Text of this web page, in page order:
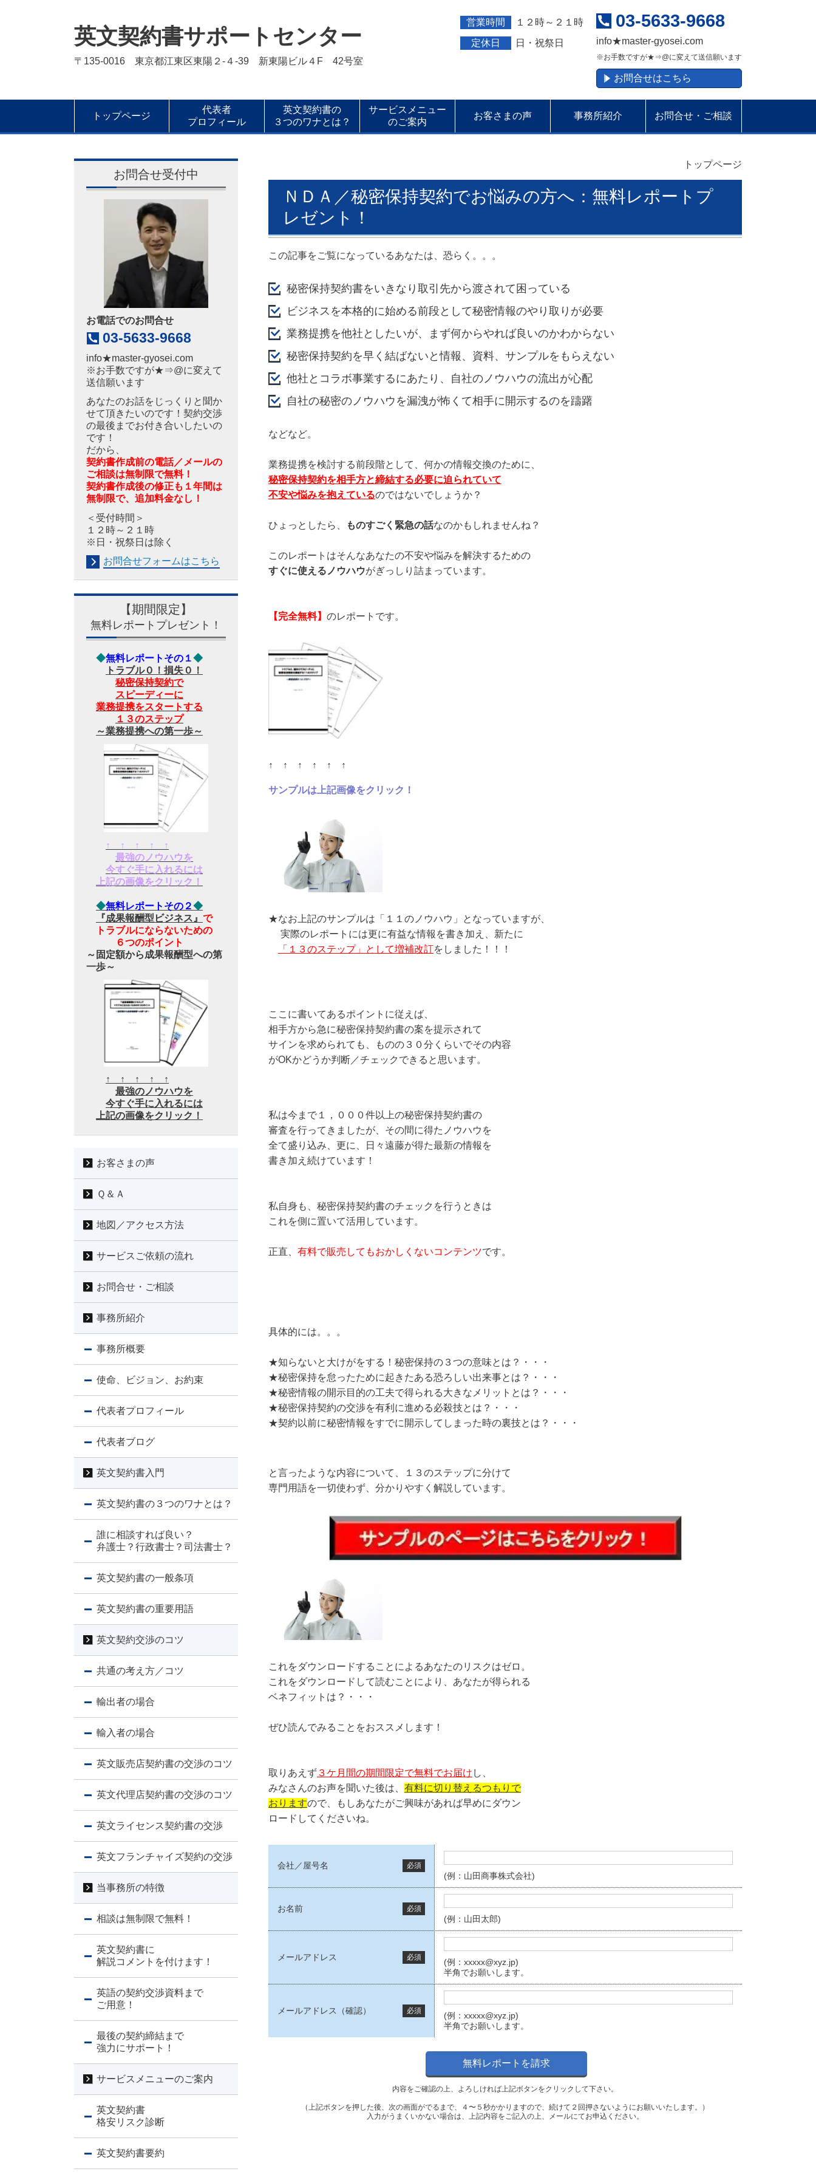
英文契約書サポートセンター
〒135-0016 東京都江東区東陽２-４-39 新東陽ビル４F 42号室
営業時間 １２時～２１時
定休日 日・祝祭日
03-5633-9668
info★master-gyosei.com
※お手数ですが★⇒@に変えて送信願います
お問合せはこちら
トップページ
代表者
プロフィール
英文契約書の
３つのワナとは？
サービスメニュー
のご案内
お客さまの声 事務所紹介 お問合せ・ご相談
トップページ
ＮＤＡ／秘密保持契約でお悩みの方へ：無料レポートプ
レゼント！
この記事をご覧になっているあなたは、恐らく。。。
秘密保持契約書をいきなり取引先から渡されて 困っている
ビジネスを本格的に始める前段として秘密情報のやり取りが必要
業務提携を他社としたいが、
まず何からやれば良いのかわからない
秘密保持契約を早く結ばないと情報、資料、サンプルをもらえない
他社とコラボ事業するにあたり、 自社のノウハウの流出が心配
自社の秘密のノウハウを漏洩が怖くて相手に開示するのを躊躇
などなど。
業務提携を検討する前段階として、何かの情報交換のために、
秘密保持契約を相手方と締結する必要に迫られていて
不安や悩みを抱えているのではないでしょうか？
ひょっとしたら、 ものすごく緊急の話なのかもしれませんね？
このレポートはそんなあなたの不安や悩みを解決するための
すぐに使えるノウハウがぎっしり詰まっています。
【完全無料】 のレポートです。
↑ ↑ ↑ ↑ ↑ ↑
サンプルは上記画像をクリック！
★なお上記のサンプルは「１１のノウハウ」となっていますが、
実際のレポートには更に有益な情報を書き加え、新たに
「１３のステップ」として増補改訂をしました！！！
ここに書いてあるポイントに従えば、
相手方から急に秘密保持契約書の案を提示されて
サインを求められても、
ものの３０分くらいでその内容
がOKかどうか判断／チェックできる と思います。
私は今まで１，０００件以上の秘密保持契約書の
審査を行ってきましたが、その間に得たノウハウを
全て盛り込み、更に、日々遠藤が得た最新の情報を
書き加え続けています！
私自身も、秘密保持契約書のチェックを行うときは
これを側に置いて活用しています。
正直、 有料で販売してもおかしくないコンテンツです。
具体的には。。。
★知らないと大けがをする！秘密保持の３つの意味とは？・・・
★秘密保持を怠ったために起きたある恐ろしい出来事とは？・・・
★秘密情報の開示目的の工夫で得られる大きなメリットとは？・・・
★秘密保持契約の交渉を有利に進める必殺技とは？・・・
★契約以前に秘密情報をすでに開示してしまった時の裏技とは？・・・
と言ったような内容について、１３のステップに分けて
専門用語を一切使わず、分かりやすく解説しています。
これをダウンロードすることによるあなたのリスクはゼロ。
これをダウンロードして読むことにより、あなたが得られる
ベネフィットは？・・・
ぜひ読んでみることをおススメします！
取りあえず ３ケ月間の期間限定で無料でお届け し、
みなさんのお声を聞いた後は、 有料に切り替えるつもりで
おりますので、もしあなたがご興味があれば早めにダウン
ロードしてくださいね。
会社／屋号名 必須
(例：山田商事株式会社)
お名前 必須
(例：山田太郎)
メールアドレス 必須
(例：xxxxx@xyz.jp)
半角でお願いします。
メールアドレス（確認） 必須
(例：xxxxx@xyz.jp)
半角でお願いします。
内容をご確認の上、よろしければ上記ボタンをクリックして下さい。
（上記ボタンを押した後、次の画面がでるまで、４〜５秒かかりますので、続けて２回押さないようにお願いいたします。）
入力がうまくいかない場合は、上記内容をご記入の上、メールにてお申込ください。
お問合せ受付中
お電話でのお問合せ
03-5633-9668
info★master-gyosei.com
※お手数ですが★⇒@に変えて
送信願います
あなたのお話をじっくりと聞か
せて頂きたいのです！契約交渉
の最後までお付き合いしたいの
です！
だから、
契約書作成前の電話／メールの
ご相談は無制限で無料！
契約書作成後の修正も１年間は
無制限で、追加料金なし！
＜受付時間＞
１２時～２１時
※日・祝祭日は除く
お問合せフォームはこちら
【期間限定】
無料レポートプレゼント！
◆無料レポートその１◆
トラブル０！損失０！
秘密保持契約で
スピーディーに
業務提携をスタートする
１３のステップ
～業務提携への第一歩～
↑ ↑ ↑ ↑ ↑
最強のノウハウを
今すぐ手に入れるには
上記の画像をクリック！
◆無料レポートその２◆
『成果報酬型ビジネス』 で
トラブルにならないための
６つのポイント
～固定額から成果報酬型への第
一歩～
↑ ↑ ↑ ↑ ↑
最強のノウハウを
今すぐ手に入れるには
上記の画像をクリック！
お客さまの声
Ｑ＆Ａ
地図／アクセス方法
サービスご依頼の流れ
お問合せ・ご相談
事務所紹介
事務所概要
使命、ビジョン、お約束
代表者プロフィール
代表者ブログ
英文契約書入門
英文契約書の３つのワナとは？
誰に相談すれば良い？
弁護士？行政書士？司法書士？
英文契約書の一般条項
英文契約書の重要用語
英文契約交渉のコツ
共通の考え方／コツ
輸出者の場合
輸入者の場合
英文販売店契約書の交渉のコツ
英文代理店契約書の交渉のコツ
英文ライセンス契約書の交渉
英文フランチャイズ契約の交渉
当事務所の特徴
相談は無制限で無料！
英文契約書に
解説コメントを付けます！
英語の契約交渉資料まで
ご用意！
最後の契約締結まで
強力にサポート！
サービスメニューのご案内
英文契約書
格安リスク診断
英文契約書要約